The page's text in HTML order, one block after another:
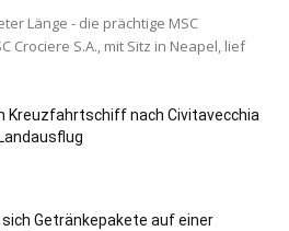
Länge - die prächtige MSC
Crociere S.A., mit Sitz in Neapel, lief
Kreuzfahrtschiff nach Civitavecchia
sich Getränkepakete auf einer